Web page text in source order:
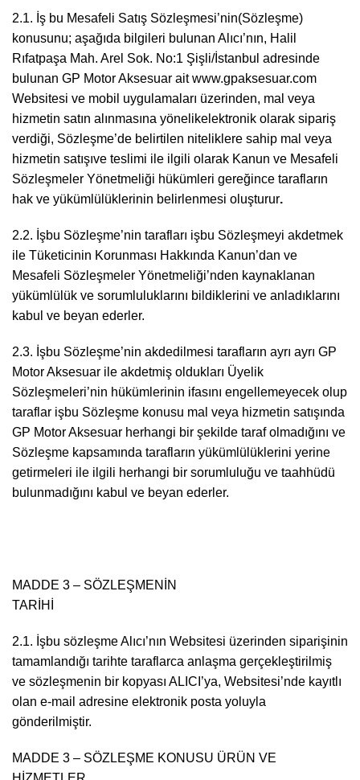
2.1. İş bu Mesafeli Satış Sözleşmesi’nin(Sözleşme)
konusunu; aşağıda bilgileri bulunan Alıcı’nın, Halil
Rıfatpaşa Mah. Arel Sok. No:1 Şişli/İstanbul adresinde
bulunan GP Motor Aksesuar aitwww.gpaksesuar.com
Websitesi ve mobil uygulamaları üzerinden, mal veya
hizmetin satın alınmasına yönelikelektronik olarak sipariş
verdiği, Sözleşme’de belirtilen niteliklere sahip mal veya
hizmetin satışıve teslimi ile ilgili olarak Kanun ve Mesafeli
Sözleşmeler Yönetmeliği hükümleri gereğince tarafların
hak ve yükümlülüklerinin belirlenmesi oluşturur.
2.2. İşbu Sözleşme’nin tarafları işbu Sözleşmeyi akdetmek
ile Tüketicinin Korunması Hakkında Kanun’dan ve
Mesafeli Sözleşmeler Yönetmeliği’nden kaynaklanan
yükümlülük ve sorumluluklarını bildiklerini ve anladıklarını
kabul ve beyan ederler.
2.3. İşbu Sözleşme’nin akdedilmesi tarafların ayrı ayrı GP
Motor Aksesuar ile akdetmiş oldukları Üyelik
Sözleşmeleri’nin hükümlerinin ifasını engellemeyecek olup
taraflar işbu Sözleşme konusu mal veya hizmetin satışında
GP Motor Aksesuar herhangi bir şekilde taraf olmadığını ve
Sözleşme kapsamında tarafların yükümlülüklerini yerine
getirmeleri ile ilgili herhangi bir sorumluluğu ve taahhüdü
bulunmadığını kabul ve beyan ederler.
MADDE 3 – SÖZLEŞMENİN
2.1. İşbu sözleşme Alıcı’nın Websitesi üzerinden siparişinin
tamamlandığı tarihte taraflarca anlaşma gerçekleştirilmiş
ve sözleşmenin bir kopyası ALICI’ya, Websitesi’nde kayıtlı
olan e-mail adresine elektronik posta yoluyla
gönderilmiştir.
MADDE 3 – SÖZLEŞME KONUSU ÜRÜN VE